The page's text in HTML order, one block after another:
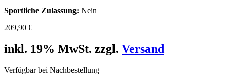
Sportliche Zulassung: Nein
209,90 €
inkl. 19% MwSt. zzgl. Versand
Verfügbar bei Nachbestellung